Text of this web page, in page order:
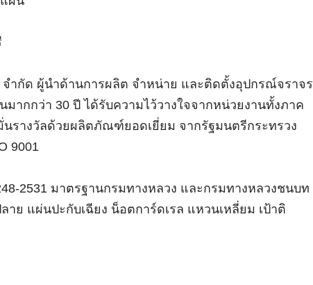
กัด ผู้นำด้านการผลิต จำหน่าย และติดตั้งอุปกรณ์จราจร
กกว่า 30 ปี ได้รับความไว้วางใจจากหน่วยงานทั้งภาค
รางวัลด้วยผลิตภัณฑ์ยอดเยี่ยม จากรัฐมนตรีกระทรวง
9001
2531 มาตรฐานกรมทางหลวง และกรมทางหลวงชนบท
าย แผ่นปะกับเฉียง น็อตการ์ดเรล แหวนเหลี่ยม เป้าติ